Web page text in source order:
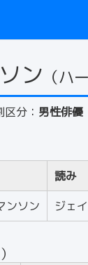
ン （ハ
区分： 男性俳優
読み
ンソン ジェ